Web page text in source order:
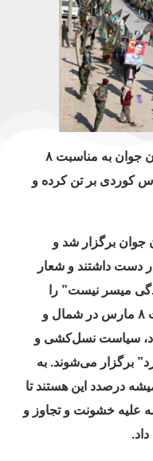
روز دوشنبه 14 اسفندماه، اتحادیهٔ زنان جوان به مناسبت ۸
کوردی بر تن کرده و
جوان برگزار شد و
در دست داشتند و شعار
میسر نیست” را
سردادند. امسال فعالیت‌ها به مناسبت ۸ مارس در شمال و
سیاست نسل‌کشی و
برگزار می‌شوند. به
درصدد این هستند تا
علیه خشونت و تجاوز و